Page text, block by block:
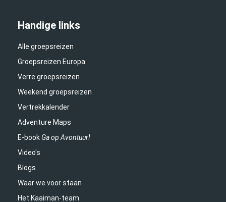
Handige links
Alle groepsreizen
Groepsreizen Europa
Verre groepsreizen
Weekend groepsreizen
Vertrekkalender
Adventure Maps
E-bookGa op Avontuur!
Video's
Blogs
Waar we voor staan
Het Kaaiman-team